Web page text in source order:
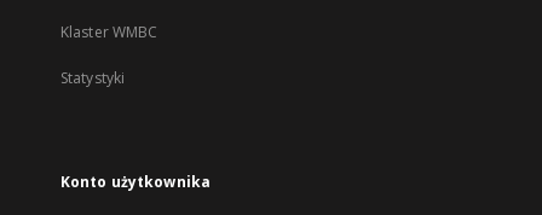
Klaster WMBC
Statystyki
Konto użytkownika